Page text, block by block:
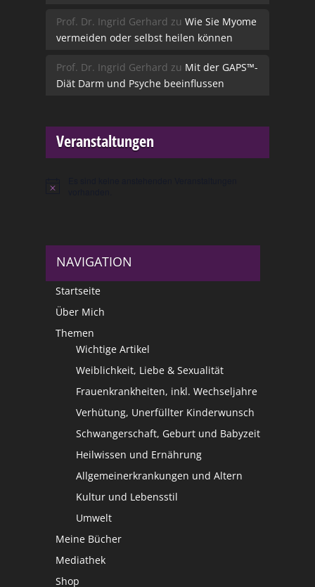
Prof. Dr. Ingrid Gerhard zu Wie Sie Myome
vermeiden oder selbst heilen können
Prof. Dr. Ingrid Gerhard zu Mit der GAPS™-
Diät Darm und Psyche beeinflussen
Veranstaltungen
Hinweis
NAVIGATION
Startseite
Über Mich
Themen
Wichtige Artikel
Weiblichkeit, Liebe & Sexualität
Frauenkrankheiten, inkl. Wechseljahre
Verhütung, Unerfüllter Kinderwunsch
Schwangerschaft, Geburt und Babyzeit
Heilwissen und Ernährung
Allgemeinerkrankungen und Altern
Kultur und Lebensstil
Umwelt
Meine Bücher
Mediathek
Shop